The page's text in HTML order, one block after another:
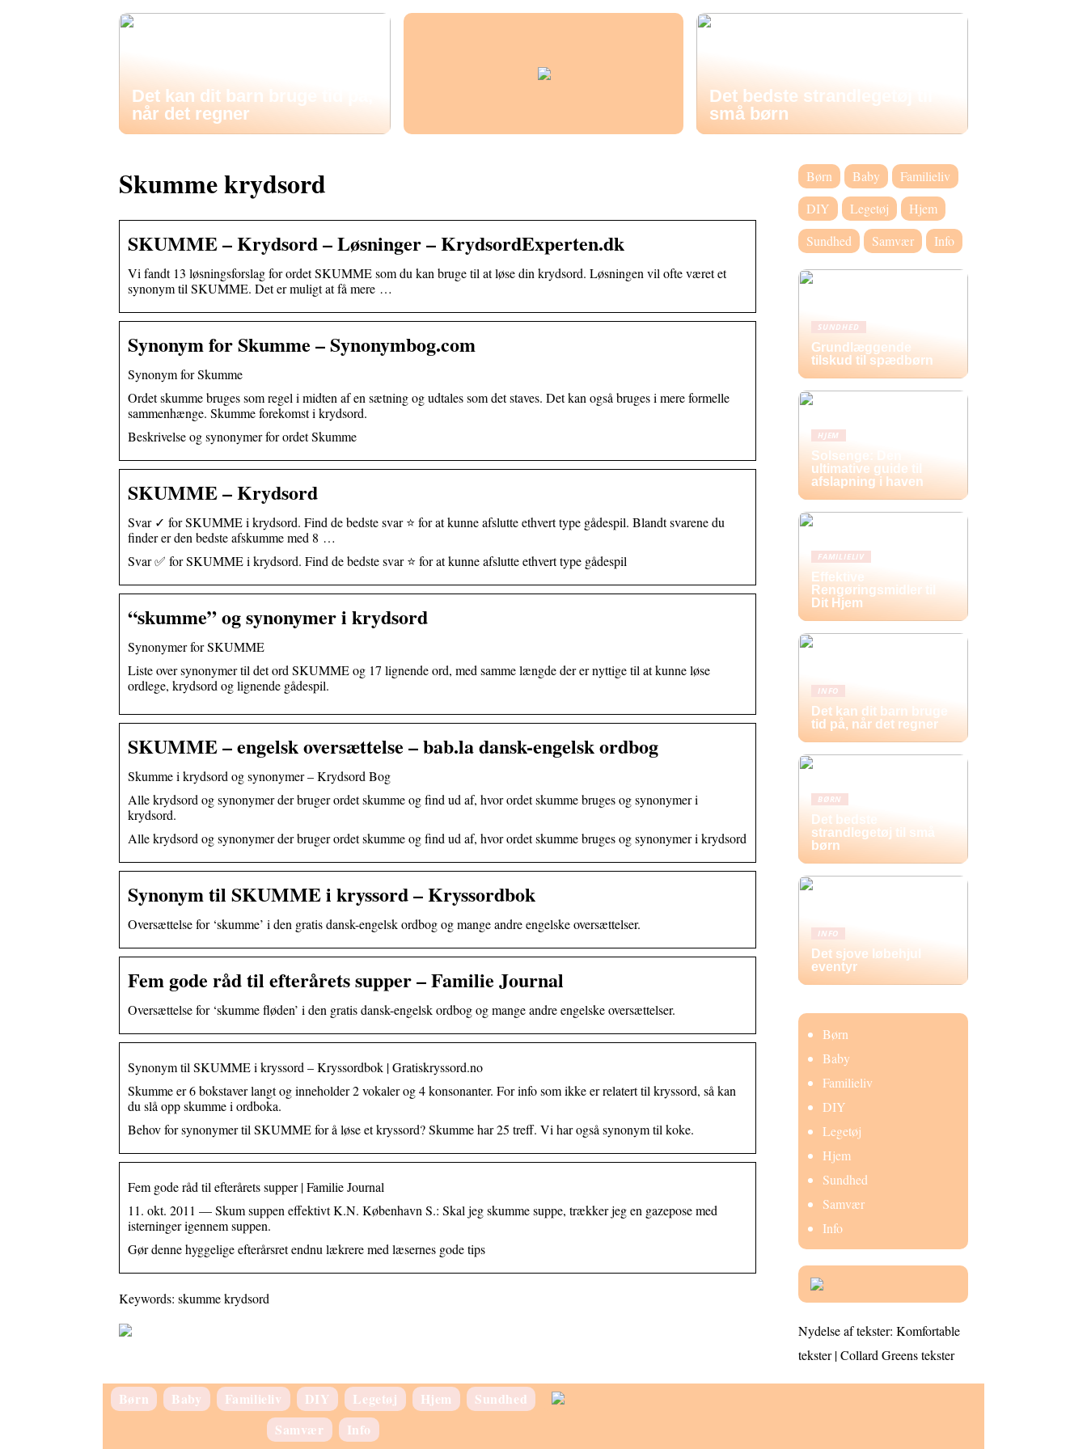
Det kan dit barn bruge tid på,
når det regner
Det bedste strandlegetøj til
små børn
Skumme krydsord
SKUMME – Krydsord – Løsninger – KrydsordExperten.dk
Vi fandt 13 løsningsforslag for ordet SKUMME som du kan bruge til at løse din krydsord. Løsningen vil ofte været et
synonym til SKUMME. Det er muligt at få mere …
Synonym for Skumme – Synonymbog.com
Synonym for Skumme
Ordet skumme bruges som regel i midten af ​​en sætning og udtales som det staves. Det kan også bruges i mere formelle
sammenhænge. Skumme forekomst i krydsord.
Beskrivelse og synonymer for ordet Skumme
SKUMME – Krydsord
Svar ✓ for SKUMME i krydsord. Find de bedste svar ⭐ for at kunne afslutte ethvert type gådespil. Blandt svarene du
finder er den bedste afskumme med 8 …
Svar ✅ for SKUMME i krydsord. Find de bedste svar ⭐ for at kunne afslutte ethvert type gådespil
“skumme” og synonymer i krydsord
Synonymer for SKUMME
Liste over synonymer til det ord SKUMME og 17 lignende ord, med samme længde der er nyttige til at kunne løse
ordlege, krydsord og lignende gådespil.
SKUMME – engelsk oversættelse – bab.la dansk-engelsk ordbog
Skumme i krydsord og synonymer – Krydsord Bog
Alle krydsord og synonymer der bruger ordet skumme og find ud af, hvor ordet skumme bruges og synonymer i
krydsord.
Alle krydsord og synonymer der bruger ordet skumme og find ud af, hvor ordet skumme bruges og synonymer i krydsord
Synonym til SKUMME i kryssord – Kryssordbok
Oversættelse for ‘skumme’ i den gratis dansk-engelsk ordbog og mange andre engelske oversættelser.
Fem gode råd til efterårets supper – Familie Journal
Oversættelse for ‘skumme fløden’ i den gratis dansk-engelsk ordbog og mange andre engelske oversættelser.
Synonym til SKUMME i kryssord – Kryssordbok | Gratiskryssord.no
Skumme er 6 bokstaver langt og inneholder 2 vokaler og 4 konsonanter. For info som ikke er relatert til kryssord, så kan
du slå opp skumme i ordboka.
Behov for synonymer til SKUMME for å løse et kryssord? Skumme har 25 treff. Vi har også synonym til koke.
Fem gode råd til efterårets supper | Familie Journal
11. okt. 2011 — Skum suppen effektivt K.N. København S.: Skal jeg skumme suppe, trækker jeg en gazepose med
isterninger igennem suppen.
Gør denne hyggelige efterårsret endnu lækrere med læsernes gode tips
Keywords: skumme krydsord
Børn Baby
Familieliv
DIY
Legetøj
Hjem
Sundhed
Samvær Info
SUNDHED
Grundlæggende
tilskud til spædbørn
HJEM
Solsenge: Den
ultimative guide til
afslapning i haven
FAMILIELIV
Effektive
Rengøringsmidler til
Dit Hjem
INFO
Det kan dit barn bruge
tid på, når det regner
BØRN
Det bedste
strandlegetøj til små
børn
INFO
Det sjove løbehjul
eventyr
Børn
Baby
Familieliv
DIY
Legetøj
Hjem
Sundhed
Samvær
Info
Nydelse af tekster: Komfortable
tekster | Collard Greens tekster
Børn Baby Familieliv DIY Legetøj Hjem
Sundhed
Samvær
Info